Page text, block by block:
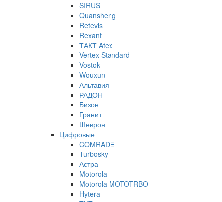
SIRUS
Quansheng
Retevis
Rexant
ТАКТ Atex
Vertex Standard
Vostok
Wouxun
Альтавия
РАДОН
Бизон
Гранит
Шеврон
Цифровые
COMRADE
Turbosky
Астра
Motorola
Motorola MOTOTRBO
Hytera